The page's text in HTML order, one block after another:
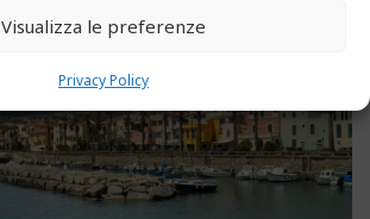
Visualizza le preferenze
Privacy Policy